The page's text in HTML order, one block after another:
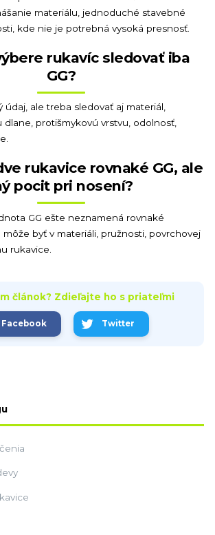
materiálu, jednoduché stavebné
kde nie je potrebná vysoká presnosť.
rukavíc sledovať iba
GG?
údaj, ale treba sledovať aj materiál,
dlane, protišmykovú vrstvu, odolnosť,
rukavice rovnaké GG, ale
pocit pri nosení?
GG ešte neznamená rovnaké
môže byť v materiáli, pružnosti, povrchovej
rukavice.
článok? Zdieľajte ho s priateľmi
Facebook Twitter